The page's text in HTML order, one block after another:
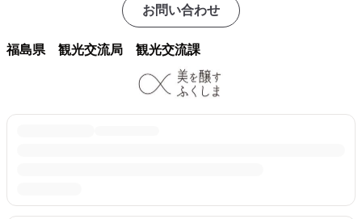
お問い合わせ
福島県 観光交流局 観光交流課